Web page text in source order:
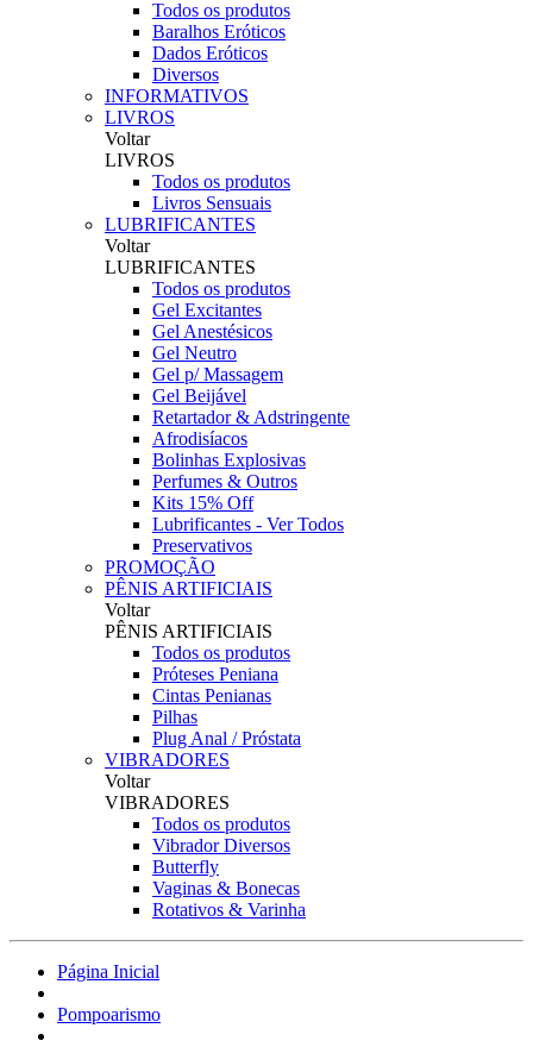
Todos os produtos
Baralhos Eróticos
Dados Eróticos
Diversos
INFORMATIVOS
LIVROS
Voltar
LIVROS
Todos os produtos
Livros Sensuais
LUBRIFICANTES
Voltar
LUBRIFICANTES
Todos os produtos
Gel Excitantes
Gel Anestésicos
Gel Neutro
Gel p/ Massagem
Gel Beijável
Retartador & Adstringente
Afrodisíacos
Bolinhas Explosivas
Perfumes & Outros
Kits 15% Off
Lubrificantes - Ver Todos
Preservativos
PROMOÇÃO
PÊNIS ARTIFICIAIS
Voltar
PÊNIS ARTIFICIAIS
Todos os produtos
Próteses Peniana
Cintas Penianas
Pilhas
Plug Anal / Próstata
VIBRADORES
Voltar
VIBRADORES
Todos os produtos
Vibrador Diversos
Butterfly
Vaginas & Bonecas
Rotativos & Varinha
Página Inicial
Pompoarismo